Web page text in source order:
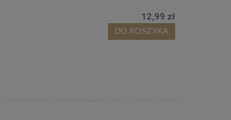
12,99 zł
DO KOSZYKA